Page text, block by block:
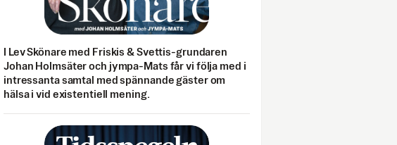
I Lev Skönare med Friskis & Svettis-grundaren
Johan Holmsäter och jympa-Mats får vi följa med i
intressanta samtal med spännande gäster om
hälsa i vid existentiell mening.